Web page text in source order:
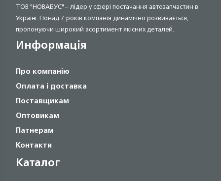
ТОВ "НОВАБУС" – лідер у сфері постачання автозапчастин в
Україні. Понад 7 років компанія динамічно розвивається,
пропонуючи широкий асортимент якісних деталей.
Информація
Про компанію
Оплата і доставка
Поставщикам
Оптовикам
Патнерам
Контакти
Каталог